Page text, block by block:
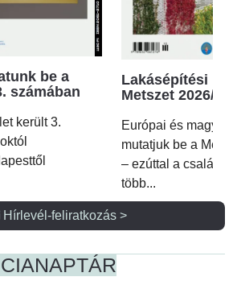
be a
számában
került 3.
Lakásépítési
Metszet 2026/2.
Európai és magyar
mutatjuk be a
– ezúttal a családi
több...
Hírlevél-feliratkozás >
NAPTÁR